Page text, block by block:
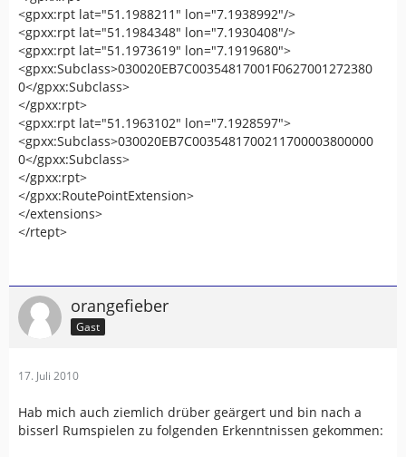
<gpxx:rpt lat="51.1988211" lon="7.1938992"/>
<gpxx:rpt lat="51.1984348" lon="7.1930408"/>
<gpxx:rpt lat="51.1973619" lon="7.1919680">
<gpxx:Subclass>030020EB7C00354817001F0627001272380
0</gpxx:Subclass>
</gpxx:rpt>
<gpxx:rpt lat="51.1963102" lon="7.1928597">
<gpxx:Subclass>030020EB7C0035481700211700003800000
0</gpxx:Subclass>
</gpxx:rpt>
</gpxx:RoutePointExtension>
</extensions>
</rtept>
orangefieber
Gast
17. Juli 2010
Hab mich auch ziemlich drüber geärgert und bin nach a
bisserl Rumspielen zu folgenden Erkenntnissen gekommen: